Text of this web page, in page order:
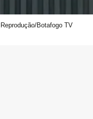
Reprodução/Botafogo TV